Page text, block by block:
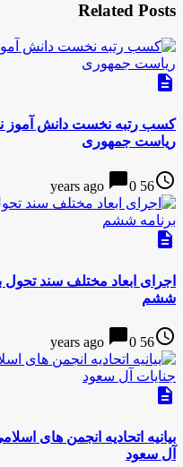
Related Posts
description
ریاست جمهوری
access_time
56 years ago
chat_bubble0
description
اجرای ابعاد مختلف سند
ششم
access_time
56 years ago
chat_bubble0
description
بیانیه اتحادیه انجمن های
آل سعود